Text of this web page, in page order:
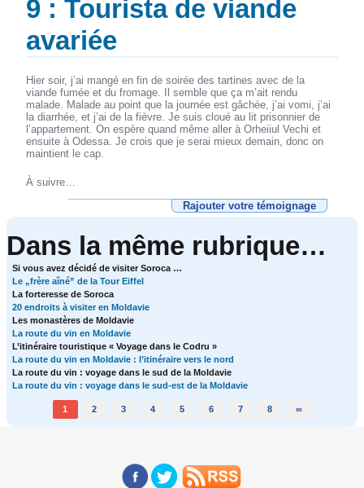
9 : Tourista de viande
avariée
Hier soir, j’ai mangé en fin de soirée des tartines avec de la
viande fumée et du fromage. Il semble que ça m’ait rendu
malade. Malade au point que la journée est gâchée, j’ai vomi, j’ai
la diarrhée, et j’ai de la fièvre. Je suis cloué au lit prisonnier de
l’appartement. On espère quand même aller à Orheiiul Vechi et
ensuite à Odessa. Je crois que je serai mieux demain, donc on
maintient le cap.
À suivre…
Rajouter votre témoignage
Dans la même rubrique…
Si vous avez décidé de visiter Soroca …
Le „frère aîné” de la Tour Eiffel
La forteresse de Soroca
20 endroits à visiter en Moldavie
Les monastères de Moldavie
La route du vin en Moldavie
L’itinéraire touristique « Voyage dans le Codru »
La route du vin en Moldavie : l’itinéraire vers le nord
La route du vin : voyage dans le sud de la Moldavie
La route du vin : voyage dans le sud-est de la Moldavie
1 2 3 4 5 6 7 8 ∞